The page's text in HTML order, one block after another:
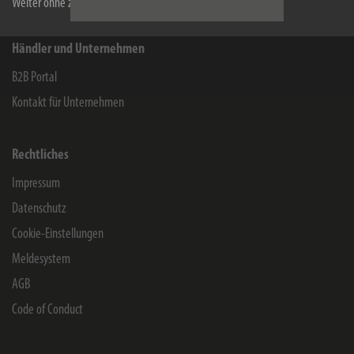
Weiter ohne zu akzeptieren
Händler und Unternehmen
B2B Portal
Kontakt für Unternehmen
Rechtliches
Impressum
Datenschutz
Cookie-Einstellungen
Meldesystem
AGB
Code of Conduct